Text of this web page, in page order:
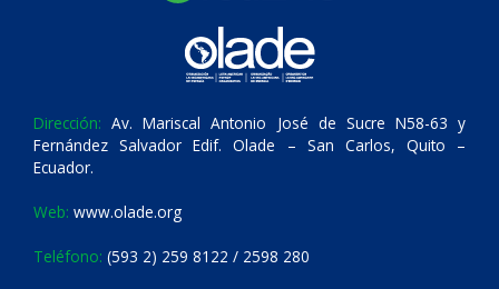
Dirección: Av. Mariscal Antonio José de Sucre N58-63 y
Fernández Salvador Edif. Olade – San Carlos, Quito –
Ecuador.
Web: www.olade.org
Teléfono: (593 2) 259 8122 / 2598 280